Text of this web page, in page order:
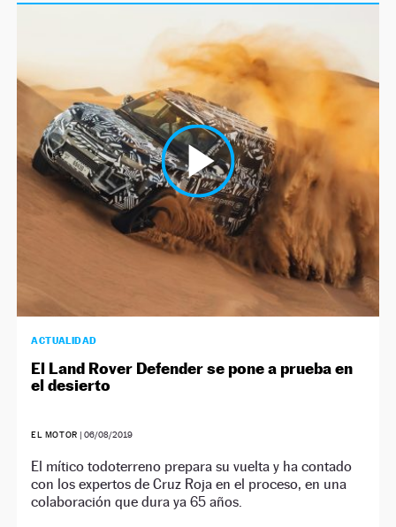
ACTUALIDAD
El Land Rover Defender se pone a prueba en
el desierto
EL MOTOR | 06/08/2019
El mítico todoterreno prepara su vuelta y ha contado
con los expertos de Cruz Roja en el proceso, en una
colaboración que dura ya 65 años.